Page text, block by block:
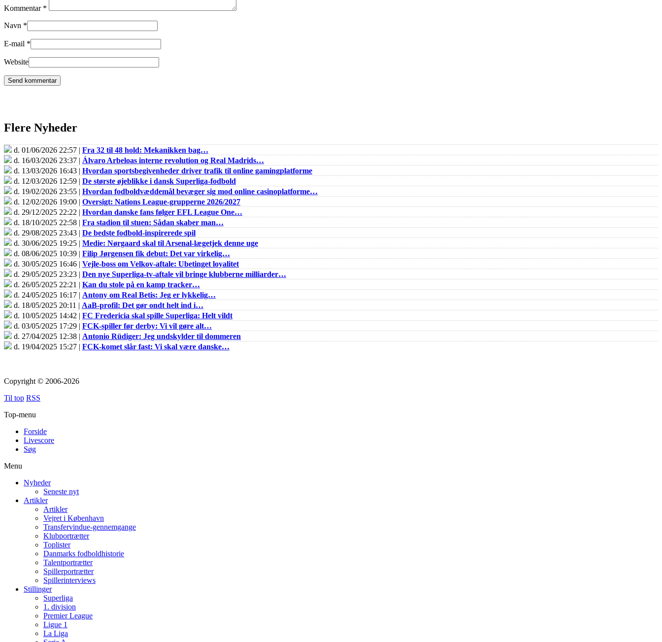
Kommentar *
Navn *
E-mail *
Website
Flere Nyheder
d. 01/06/2026 22:57 | Fra 32 til 48 hold: Mekanikken bag…
d. 16/03/2026 23:37 | Álvaro Arbeloas interne revolution og Real Madrids…
d. 13/03/2026 16:43 | Hvordan sportsbegivenheder driver trafik til online gamingplatforme
d. 12/03/2026 12:59 | De største øjeblikke i dansk Superliga-fodbold
d. 19/02/2026 23:55 | Hvordan fodboldvæddemål bevæger sig mod online casinoplatforme…
d. 12/02/2026 19:00 | Oversigt: Nations League-grupperne 2026/2027
d. 29/12/2025 22:22 | Hvordan danske fans følger EFL League One…
d. 18/10/2025 22:58 | Fra stadion til stuen: Sådan skaber man…
d. 29/08/2025 23:43 | De bedste fodbold-inspirerede spil
d. 30/06/2025 19:25 | Medie: Nørgaard skal til Arsenal-lægetjek denne uge
d. 08/06/2025 10:39 | Filip Jørgensen fik debut: Det var virkelig…
d. 30/05/2025 16:46 | Vejle-boss om Velkov-aftale: Ubetinget loyalitet
d. 29/05/2025 23:23 | Den nye Superliga-tv-aftale vil bringe klubberne milliarder…
d. 26/05/2025 22:21 | Kan du stole på en kamp tracker…
d. 24/05/2025 16:17 | Antony om Real Betis: Jeg er lykkelig…
d. 18/05/2025 20:11 | AaB-profil: Det gør ondt helt ind i…
d. 10/05/2025 14:42 | FC Fredericia skal spille Superliga: Helt vildt
d. 03/05/2025 17:29 | FCK-spiller før derby: Vi vil gøre alt…
d. 27/04/2025 12:38 | Antonio Rüdiger: Jeg undskylder til dommeren
d. 19/04/2025 15:27 | FCK-komet slår fast: Vi skal være danske…
Copyright © 2006-2026
Til top RSS
Top-menu
Forside
Livescore
Søg
Menu
Nyheder
Seneste nyt
Artikler
Artikler
Vejret i København
Transfervindue-gennemgange
Klubportrætter
Toplister
Danmarks fodboldhistorie
Talentportrætter
Spillerportrætter
Spillerinterviews
Stillinger
Superliga
1. division
Premier League
Ligue 1
La Liga